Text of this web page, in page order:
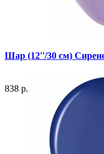
Шар (12''/30 см)
838 р.